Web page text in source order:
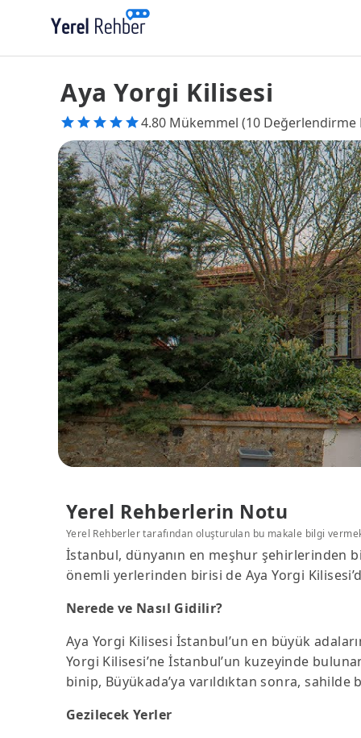
Aya Yorgi Kilisesi
4.80 Mükemmel (10 Değerlendirme
Yerel Rehberlerin Notu
Yerel Rehberler tarafından oluşturulan bu makale bilgi
İstanbul, dünyanın en meşhur şehirlerinden
önemli yerlerinden birisi de Aya Yorgi
Nerede ve Nasıl Gidilir?
Aya Yorgi Kilisesi İstanbul’un en büyük
Yorgi Kilisesi’ne İstanbul’un kuzeyinde
binip, Büyükada’ya varıldıktan sonra,
Gezilecek Yerler